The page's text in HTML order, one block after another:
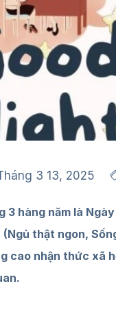
3 13, 2025
3 hàng năm là
thật ngon,
cao nhận thức xã